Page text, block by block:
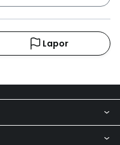
Lapor